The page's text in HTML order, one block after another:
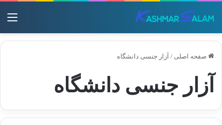
صفحه اصلی / آزار جنسی دانشگاه
آزار جنسی دانشگاه